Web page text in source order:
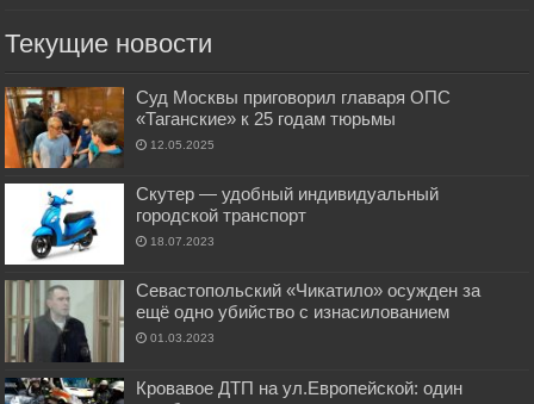
Текущие новости
Суд Москвы приговорил главаря ОПС
«Таганские» к 25 годам тюрьмы
12.05.2025
Скутер — удобный индивидуальный
городской транспорт
18.07.2023
Севастопольский «Чикатило» осужден за
ещё одно убийство с изнасилованием
01.03.2023
Кровавое ДТП на ул.Европейской: один